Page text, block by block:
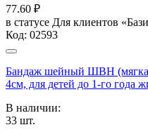
77.60 ₽
в статусе Для клиентов
Код: 02593
Бандаж шейный ШВН
4см, для детей до 1-го
В наличии:
33 шт.